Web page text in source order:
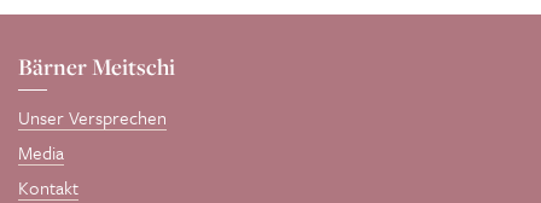
Bärner Meitschi
Unser Versprechen
Media
Kontakt